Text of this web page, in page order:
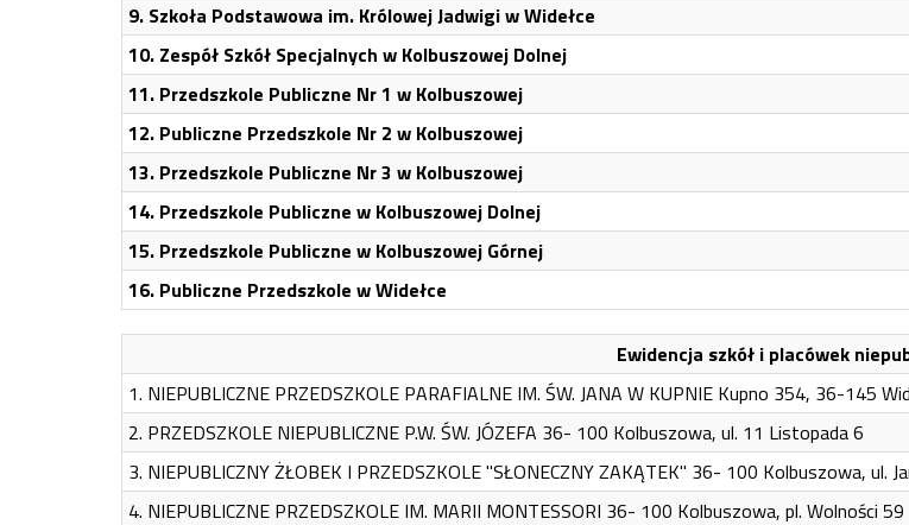
9. Szkoła Podstawowa im. Królowej Jadwigi w Widełce
10. Zespół Szkół Specjalnych w Kolbuszowej Dolnej
11. Przedszkole Publiczne Nr 1 w Kolbuszowej
12. Publiczne Przedszkole Nr 2 w Kolbuszowej
13. Przedszkole Publiczne Nr 3 w Kolbuszowej
14. Przedszkole Publiczne w Kolbuszowej Dolnej
15. Przedszkole Publiczne w Kolbuszowej Górnej
16. Publiczne Przedszkole w Widełce
Ewidencja szkół i placówek
1. NIEPUBLICZNE PRZEDSZKOLE PARAFIALNE IM. ŚW. JANA W KUPNIE Kupno 354, 36-145
2. PRZEDSZKOLE NIEPUBLICZNE P.W. ŚW. JÓZEFA 36- 100 Kolbuszowa, ul. 11 Listopada 6
3. NIEPUBLICZNY ŻŁOBEK I PRZEDSZKOLE "SŁONECZNY ZAKĄTEK" 36- 100 Kolbuszowa, ul.
4. NIEPUBLICZNE PRZEDSZKOLE IM. MARII MONTESSORI 36- 100 Kolbuszowa, pl. Wolności 59